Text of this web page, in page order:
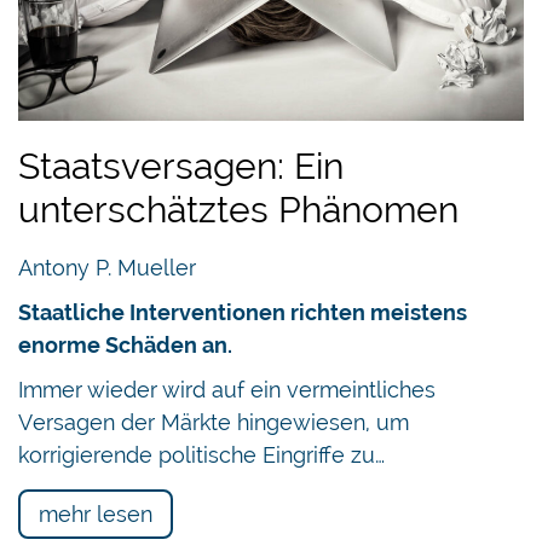
Staatsversagen: Ein
unterschätztes Phänomen
Antony P. Mueller
Staatliche Interventionen richten meistens
enorme Schäden an.
Immer wieder wird auf ein vermeintliches
Versagen der Märkte hingewiesen, um
korrigierende politische Eingriffe zu…
mehr lesen